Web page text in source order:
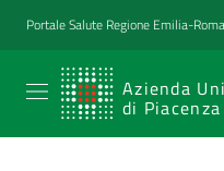
Vai al contenuto
Vai alla navigazione
Vai al footer
Portale Salute Regione Emilia-
Azienda
di Piacenza
SERVIZIO
SANITARIO